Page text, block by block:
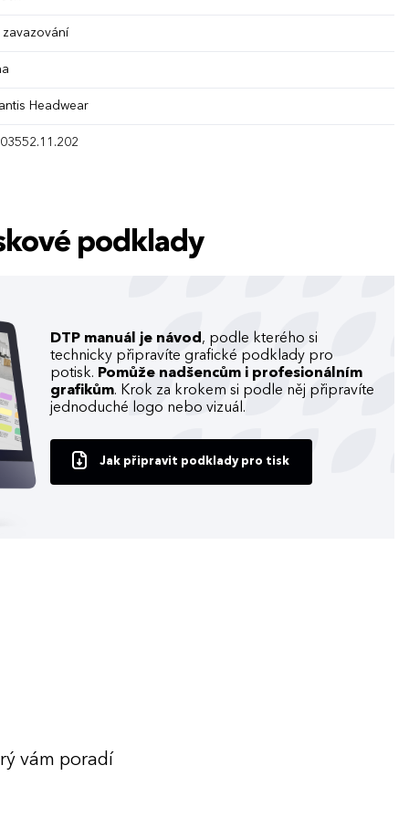
zavazování
Headwear
podklady
DTP manuál je návod , podle kterého si
technicky připravíte grafické podklady pro
potisk. Pomůže nadšencům i profesionálním
grafikům. Krok za krokem si podle něj připravíte
jednoduché logo nebo vizuál.
Jak připravit podklady pro tisk
vám poradí